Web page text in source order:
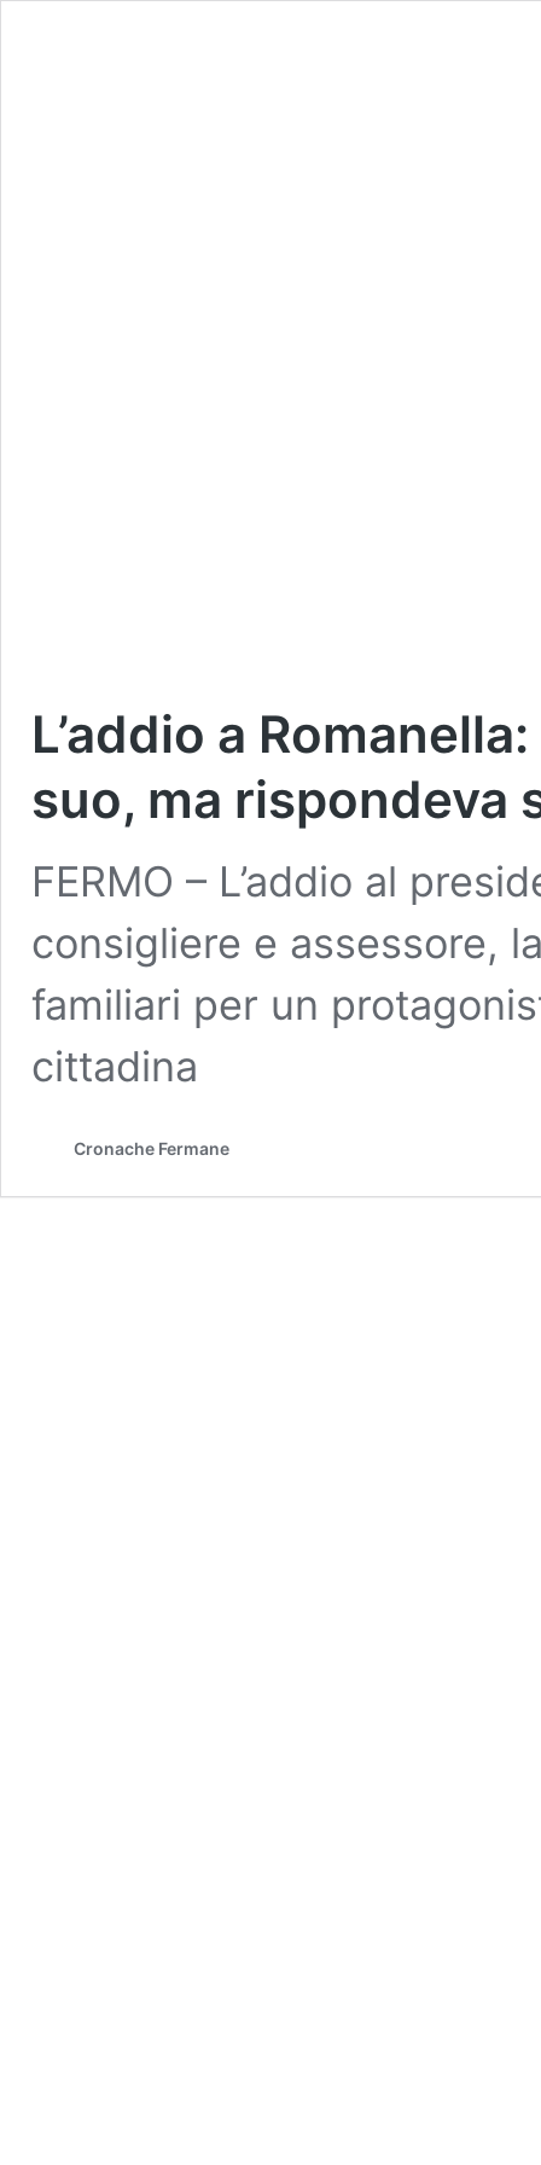
L’addio a
suo, ma rispondeva
FERMO – L’addio al
consigliere e assessore,
familiari per un
cittadina
Cronache Fermane